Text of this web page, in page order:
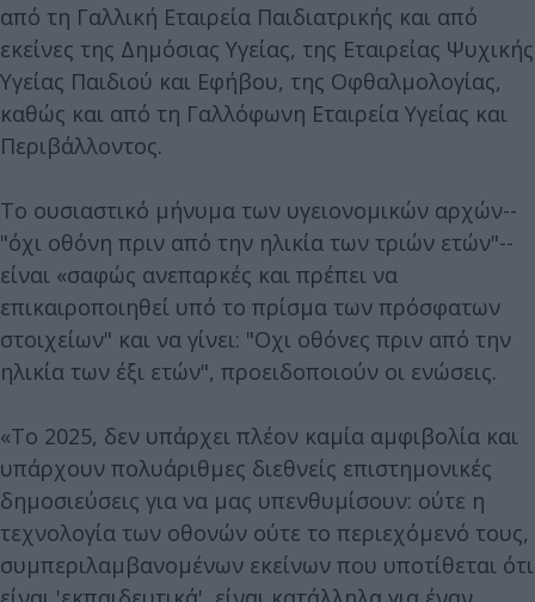
από τη Γαλλική Εταιρεία Παιδιατρικής και από
εκείνες της Δημόσιας Υγείας, της Εταιρείας Ψυχικής
Υγείας Παιδιού και Εφήβου, της Οφθαλμολογίας,
καθώς και από τη Γαλλόφωνη Εταιρεία Υγείας και
Περιβάλλοντος.
Το ουσιαστικό μήνυμα των υγειονομικών αρχών--
"όχι οθόνη πριν από την ηλικία των τριών ετών"--
είναι «σαφώς ανεπαρκές και πρέπει να
επικαιροποιηθεί υπό το πρίσμα των πρόσφατων
στοιχείων" και να γίνει: "Οχι οθόνες πριν από την
ηλικία των έξι ετών", προειδοποιούν οι ενώσεις.
«Το 2025, δεν υπάρχει πλέον καμία αμφιβολία και
υπάρχουν πολυάριθμες διεθνείς επιστημονικές
δημοσιεύσεις για να μας υπενθυμίσουν: ούτε η
τεχνολογία των οθονών ούτε το περιεχόμενό τους,
συμπεριλαμβανομένων εκείνων που υποτίθεται ότι